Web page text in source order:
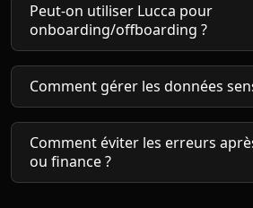
Peut-on utiliser Lucca pour
onboarding/offboarding ?
Comment gérer les données
Comment éviter les erreurs
ou finance ?